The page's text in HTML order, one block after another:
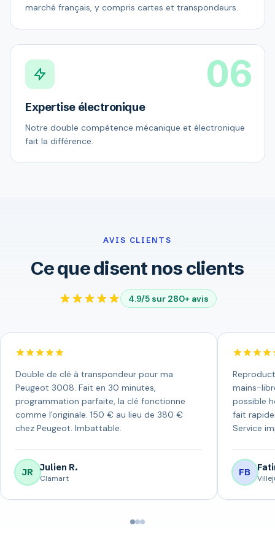
marché français, y compris cartes et transpondeurs.
06
Expertise électronique
Notre double compétence mécanique et électronique
fait la différence.
AVIS CLIENTS
Ce que disent nos clients
4.9/5 sur 280+ avis
Double de clé à transpondeur pour ma
Peugeot 3008. Fait en 30 minutes,
programmation parfaite, la clé fonctionne
comme l'originale. 150 € au lieu de 380 €
chez Peugeot. Imbattable.
JR Julien R.
Clamart
mains-
possible
fait
Service
FB